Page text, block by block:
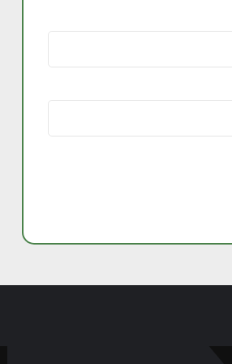
قهرمانی والیبال نشسته ایران در جهان با